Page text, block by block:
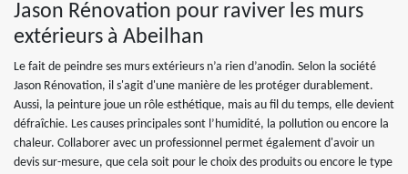
Jason Rénovation pour raviver les murs
extérieurs à Abeilhan
Le fait de peindre ses murs extérieurs n’a rien d’anodin. Selon la société
Jason Rénovation, il s'agit d'une manière de les protéger durablement.
Aussi, la peinture joue un rôle esthétique, mais au fil du temps, elle devient
défraîchie. Les causes principales sont l’humidité, la pollution ou encore la
chaleur. Collaborer avec un professionnel permet également d'avoir un
devis sur-mesure, que cela soit pour le choix des produits ou encore le type